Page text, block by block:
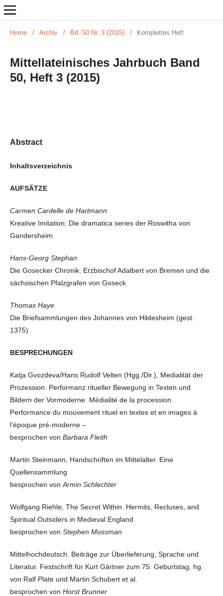
Home / Archiv / Bd. 50 Nr. 3 (2015) / Komplettes Heft
Mittellateinisches Jahrbuch Band
50, Heft 3 (2015)
Abstract
Inhaltsverzeichnis
AUFSÄTZE
Carmen Cardelle de Hartmann
Kreative Imitation: Die dramatica series der Roswitha von
Gandersheim
Hans-Georg Stephan
Die Gosecker Chronik, Erzbischof Adalbert von Bremen und die
sächsischen Pfalzgrafen von Goseck
Thomas Haye
Die Briefsammlungen des Johannes von Hildesheim (gest.
1375)
BESPRECHUNGEN
Katja Gvozdeva/Hans Rudolf Velten (Hgg./Dir.), Medialität der
Prozession. Performanz ritueller Bewegung in Texten und
Bildern der Vormoderne. Médialité de la procession.
Performance du mouvement rituel en textes et en images à
l’époque pré-moderne –
besprochen von Barbara Fleith
Martin Steinmann, Handschriften im Mittelalter. Eine
Quellensammlung
besprochen von Armin Schlechter
Wolfgang Riehle, The Secret Within. Hermits, Recluses, and
Spiritual Outsiders in Medieval England
besprochen von Stephen Mossman
Mittelhochdeutsch. Beiträge zur Überlieferung, Sprache und
Literatur. Festschrift für Kurt Gärtner zum 75. Geburtstag, hg.
von Ralf Plate und Martin Schubert et al.
besprochen von Horst Brunner